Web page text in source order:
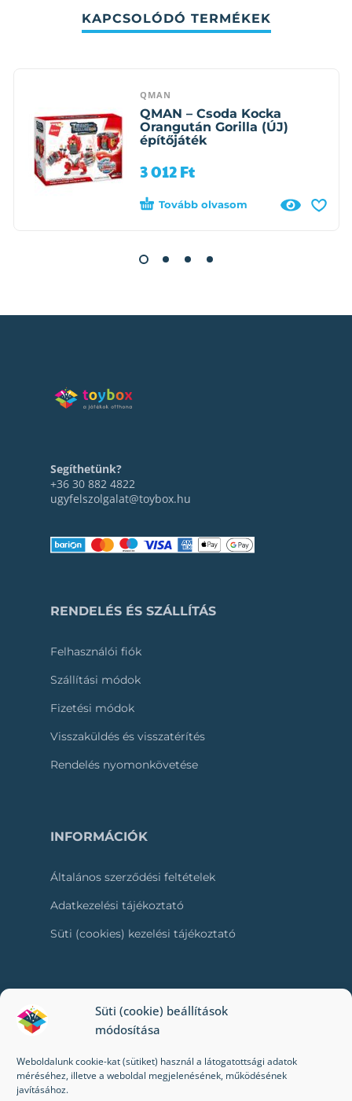
Süti (cookie) beállítások
módosítása
Weboldalunk cookie-kat (sütiket) használ a látogatottsági adatok
méréséhez, illetve a weboldal megjelenésének, működésének
javításához.
KAPCSOLÓDÓ TERMÉKEK
QMAN
QMAN – Csoda Kocka
Orangután Gorilla (ÚJ)
építőjáték
3 012Ft
Tovább olvasom
Segíthetünk?
+36 30 882 4822
ugyfelszolgalat@toybox.hu
RENDELÉS ÉS SZÁLLÍTÁS
Felhasználói fiók
Szállítási módok
Fizetési módok
Visszaküldés és visszatérítés
Rendelés nyomonkövetése
INFORMÁCIÓK
Általános szerződési feltételek
Adatkezelési tájékoztató
Süti (cookies) kezelési tájékoztató
RÓLUNK
Kik vagyunk mi?